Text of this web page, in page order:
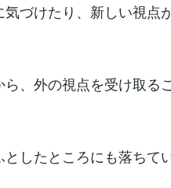
づけたり、新しい視点
、外の視点を受け取る
したところにも落ちて